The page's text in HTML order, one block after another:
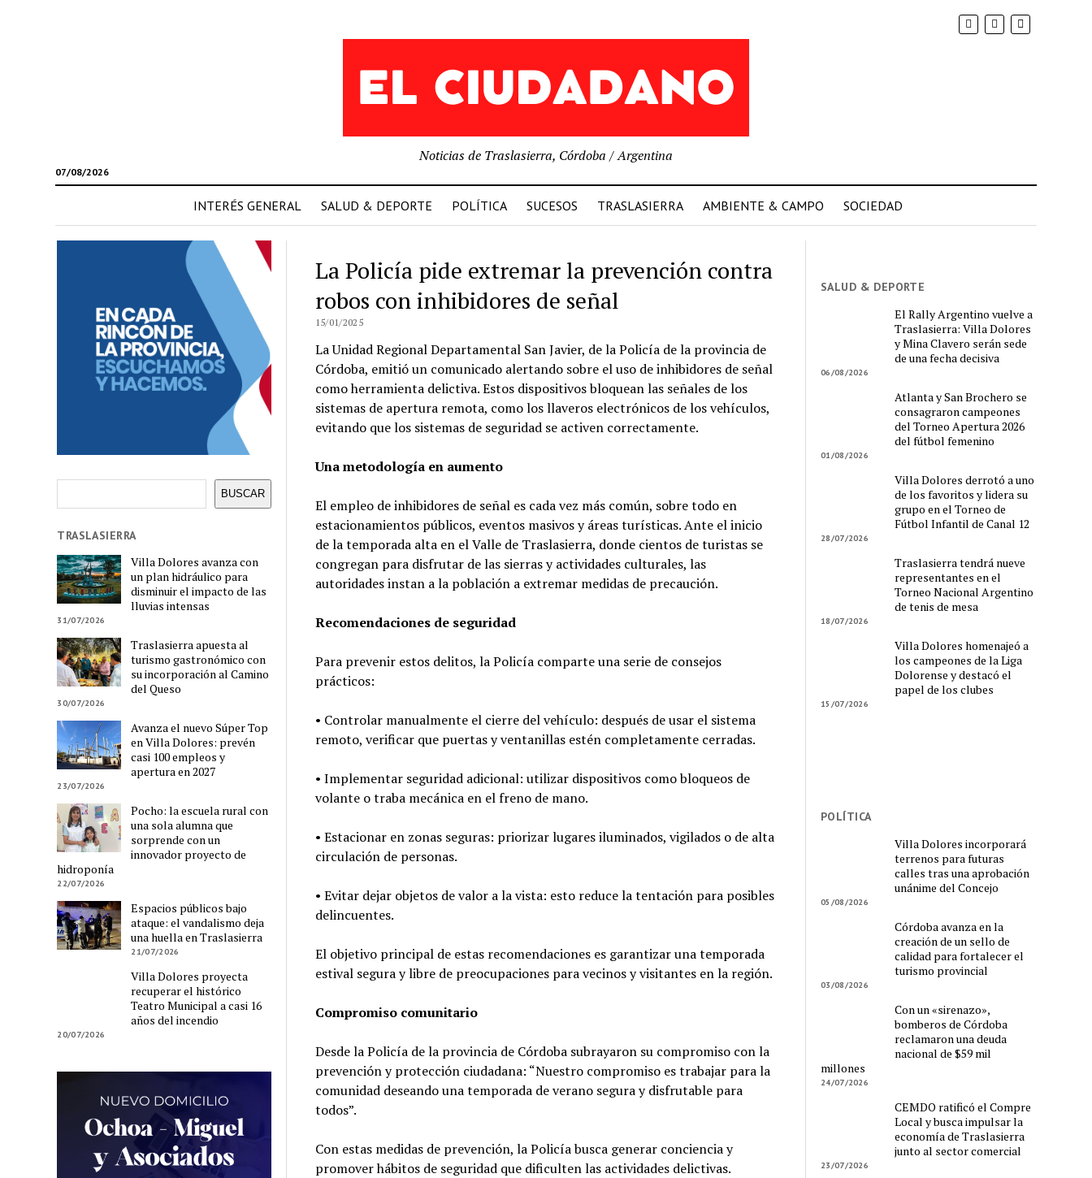
07/08/2026
Noticias de Traslasierra, Córdoba / Argentina
INTERÉS GENERAL SALUD & DEPORTE POLÍTICA SUCESOS TRASLASIERRA AMBIENTE & CAMPO SOCIEDAD
BUSCAR
TRASLASIERRA
Villa Dolores avanza con
un plan hidráulico para
disminuir el impacto de las
lluvias intensas
31/07/2026
Traslasierra apuesta al
turismo gastronómico con
su incorporación al Camino
del Queso
30/07/2026
Avanza el nuevo Súper Top
en Villa Dolores: prevén
casi 100 empleos y
apertura en 2027
23/07/2026
Pocho: la escuela rural con
una sola alumna que
sorprende con un
innovador proyecto de
hidroponía
22/07/2026
Espacios públicos bajo
ataque: el vandalismo deja
una huella en Traslasierra
21/07/2026
Villa Dolores proyecta
recuperar el histórico
Teatro Municipal a casi 16
años del incendio
20/07/2026
La Policía pide extremar la prevención contra
robos con inhibidores de señal
15/01/2025
La Unidad Regional Departamental San Javier, de la Policía de la provincia de
Córdoba, emitió un comunicado alertando sobre el uso de inhibidores de señal
como herramienta delictiva. Estos dispositivos bloquean las señales de los
sistemas de apertura remota, como los llaveros electrónicos de los vehículos,
evitando que los sistemas de seguridad se activen correctamente.
Una metodología en aumento
El empleo de inhibidores de señal es cada vez más común, sobre todo en
estacionamientos públicos, eventos masivos y áreas turísticas. Ante el inicio
de la temporada alta en el Valle de Traslasierra, donde cientos de turistas se
congregan para disfrutar de las sierras y actividades culturales, las
autoridades instan a la población a extremar medidas de precaución.
Recomendaciones de seguridad
Para prevenir estos delitos, la Policía comparte una serie de consejos
prácticos:
• Controlar manualmente el cierre del vehículo: después de usar el sistema
remoto, verificar que puertas y ventanillas estén completamente cerradas.
• Implementar seguridad adicional: utilizar dispositivos como bloqueos de
volante o traba mecánica en el freno de mano.
• Estacionar en zonas seguras: priorizar lugares iluminados, vigilados o de alta
circulación de personas.
• Evitar dejar objetos de valor a la vista: esto reduce la tentación para posibles
delincuentes.
El objetivo principal de estas recomendaciones es garantizar una temporada
estival segura y libre de preocupaciones para vecinos y visitantes en la región.
Compromiso comunitario
Desde la Policía de la provincia de Córdoba subrayaron su compromiso con la
prevención y protección ciudadana: “Nuestro compromiso es trabajar para la
comunidad deseando una temporada de verano segura y disfrutable para
todos”.
Con estas medidas de prevención, la Policía busca generar conciencia y
promover hábitos de seguridad que dificulten las actividades delictivas.
SALUD & DEPORTE
El Rally Argentino vuelve a
Traslasierra: Villa Dolores
y Mina Clavero serán sede
de una fecha decisiva
06/08/2026
Atlanta y San Brochero se
consagraron campeones
del Torneo Apertura 2026
del fútbol femenino
01/08/2026
Villa Dolores derrotó a uno
de los favoritos y lidera su
grupo en el Torneo de
Fútbol Infantil de Canal 12
28/07/2026
Traslasierra tendrá nueve
representantes en el
Torneo Nacional Argentino
de tenis de mesa
18/07/2026
Villa Dolores homenajeó a
los campeones de la Liga
Dolorense y destacó el
papel de los clubes
15/07/2026
POLÍTICA
Villa Dolores incorporará
terrenos para futuras
calles tras una aprobación
unánime del Concejo
05/08/2026
Córdoba avanza en la
creación de un sello de
calidad para fortalecer el
turismo provincial
03/08/2026
Con un «sirenazo»,
bomberos de Córdoba
reclamaron una deuda
nacional de $59 mil
millones
24/07/2026
CEMDO ratificó el Compre
Local y busca impulsar la
economía de Traslasierra
junto al sector comercial
23/07/2026